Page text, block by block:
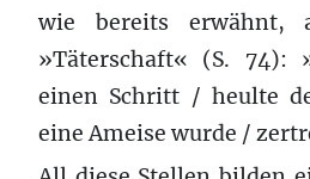
wie bereits erwähnt,
»Täterschaft« (S. 74):
einen Schritt / heulte
eine Ameise wurde /